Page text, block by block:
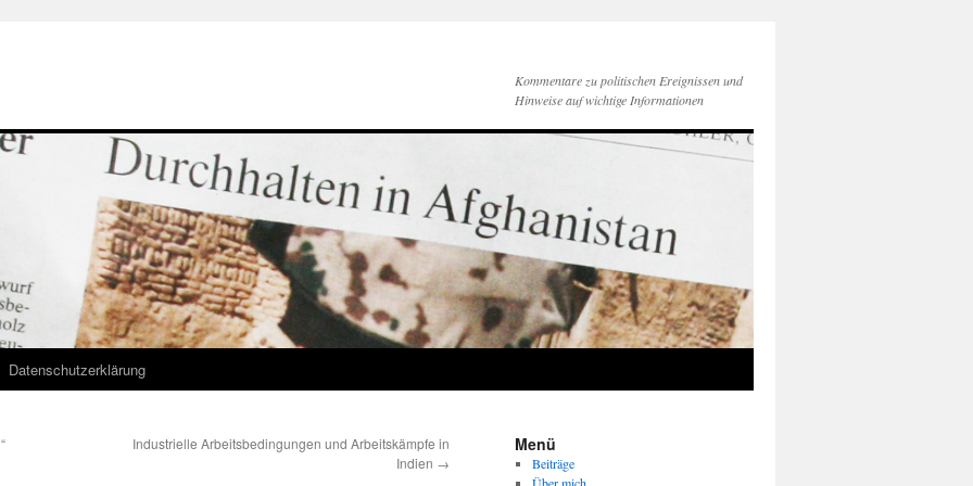
Kommentare zu politischen Ereignissen und
Hinweise auf wichtige Informationen
Datenschutzerklärung
Industrielle Arbeitsbedingungen und Arbeitskämpfe in
Indien →
Menü
Beiträge